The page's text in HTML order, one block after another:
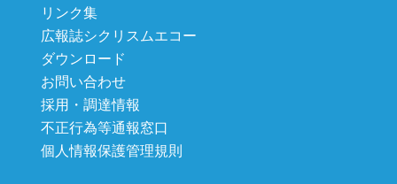
リンク集
広報誌シクリスムエコー
ダウンロード
お問い合わせ
採用・調達情報
不正行為等通報窓口
個人情報保護管理規則